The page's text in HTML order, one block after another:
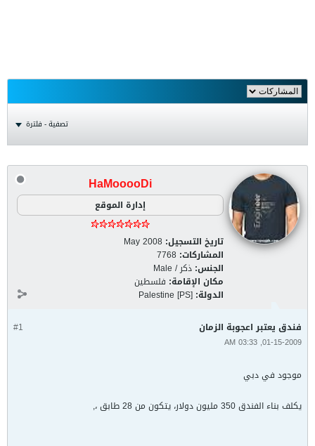
تصفية - فلترة
HaMooooDi
إدارة الموقع
تاريخ التسجيل: May 2008
المشاركات: 7768
الجنس: ذكر / Male
مكان الإقامة: فلسطين
الدولة: Palestine [PS]
#1 فندق يعتبر اعجوبة الزمان
01-15-2009, 03:33 AM
موجود في دبي
يكلف بناء الفندق 350 مليون دولار، يتكون من 28 طابق ،,